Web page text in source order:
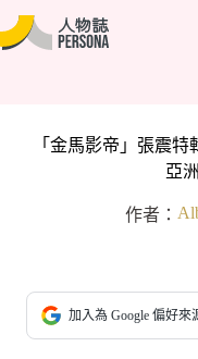
「金馬影帝」張震
亞
作者：
加入為 Google 偏好來